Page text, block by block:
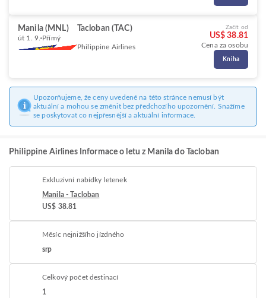
Manila (MNL) Tacloban (TAC)
út 1. 9. Přímý
Philippine Airlines
Začít od
US$ 38.81
Cena za osobu
Kniha
Upozorňujeme, že ceny uvedené na této stránce nemusí být
aktuální a mohou se změnit bez předchozího upozornění. Snažíme
se poskytovat co nejpřesnější a aktuální informace.
Philippine Airlines Informace o letu z Manila do Tacloban
Exkluzivní nabídky letenek
Manila - Tacloban
US$ 38.81
Měsíc nejnižšího jízdného
srp
Celkový počet destinací
1